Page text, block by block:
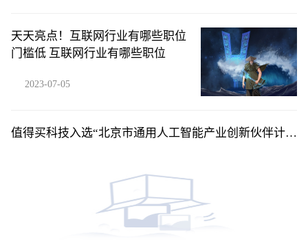
天天亮点！互联网行业有哪些职位
门槛低 互联网行业有哪些职位
2023-07-05
值得买科技入选“北京市通用人工智能产业创新伙伴计